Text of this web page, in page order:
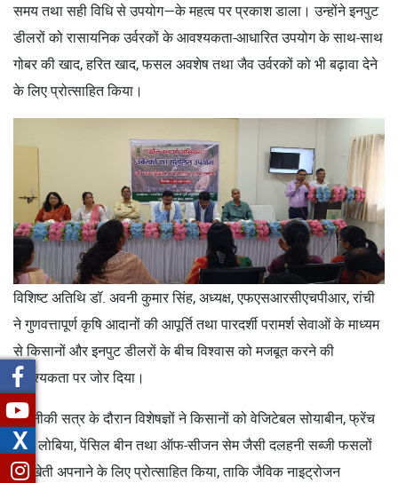
समय तथा सही विधि से उपयोग—के महत्व पर प्रकाश डाला। उन्होंने इनपुट
डीलरों को रासायनिक उर्वरकों के आवश्यकता-आधारित उपयोग के साथ-साथ
गोबर की खाद, हरित खाद, फसल अवशेष तथा जैव उर्वरकों को भी बढ़ावा देने
के लिए प्रोत्साहित किया।
विशिष्ट अतिथि डॉ. अवनी कुमार सिंह, अध्यक्ष, एफएसआरसीएचपीआर, रांची
ने गुणवत्तापूर्ण कृषि आदानों की आपूर्ति तथा पारदर्शी परामर्श सेवाओं के माध्यम
से किसानों और इनपुट डीलरों के बीच विश्वास को मजबूत करने की
आवश्यकता पर जोर दिया।
तकनीकी सत्र के दौरान विशेषज्ञों ने किसानों को वेजिटेबल सोयाबीन, फ्रेंच
बीन, लोबिया, पेंसिल बीन तथा ऑफ-सीजन सेम जैसी दलहनी सब्जी फसलों
की खेती अपनाने के लिए प्रोत्साहित किया, ताकि जैविक नाइट्रोजन
X